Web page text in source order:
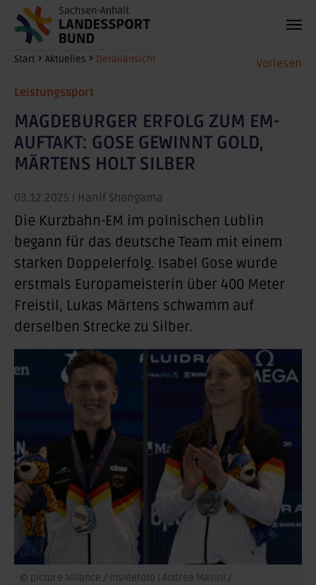
Zum Hauptinhalt springen Vorlesen
Sie sind hier:
Start Aktuelles Detailansicht
Leistungssport
MAGDEBURGER ERFOLG ZUM EM-
AUFTAKT: GOSE GEWINNT GOLD,
MÄRTENS HOLT SILBER
03.12.2025 | Hanif Shangama
Die Kurzbahn-EM im polnischen Lublin
begann für das deutsche Team mit einem
starken Doppelerfolg. Isabel Gose wurde
erstmals Europameisterin über 400 Meter
Freistil, Lukas Märtens schwamm auf
derselben Strecke zu Silber.
© picture alliance / Insidefoto | Andrea Masini /